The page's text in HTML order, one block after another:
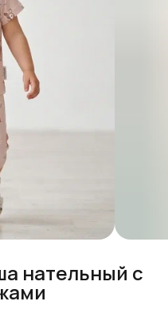
нательный с